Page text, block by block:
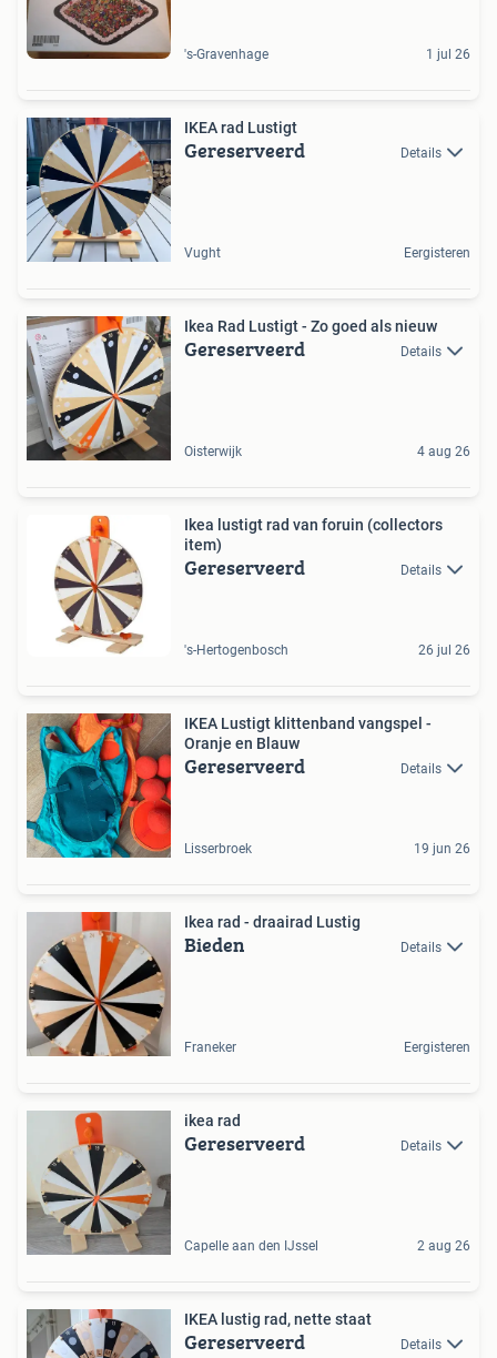
's-Gravenhage 1 jul 26
IKEA rad Lustigt
Gereserveerd Details
Vught Eergisteren
Ikea Rad Lustigt - Zo goed als nieuw
Gereserveerd Details
Oisterwijk 4 aug 26
Ikea lustigt rad van foruin (collectors
item)
Gereserveerd Details
's-Hertogenbosch 26 jul 26
IKEA Lustigt klittenband vangspel -
Oranje en Blauw
Gereserveerd Details
Lisserbroek 19 jun 26
Ikea rad - draairad Lustig
Bieden Details
Franeker Eergisteren
ikea rad
Gereserveerd Details
Capelle aan den IJssel 2 aug 26
IKEA lustig rad, nette staat
Gereserveerd Details